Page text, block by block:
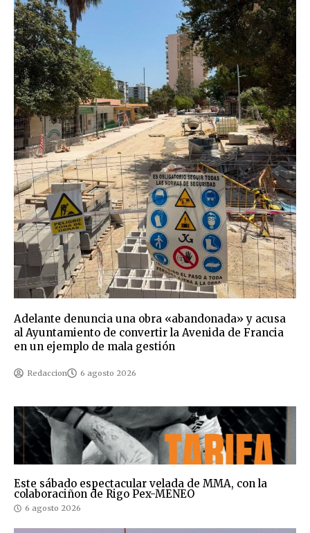
Adelante denuncia una obra «abandonada» y acusa
al Ayuntamiento de convertir la Avenida de Francia
en un ejemplo de mala gestión
Redaccion 6 agosto 2026
Este sábado espectacular velada de MMA, con la
colaboraciñon de Rigo Pex-MENEO
6 agosto 2026